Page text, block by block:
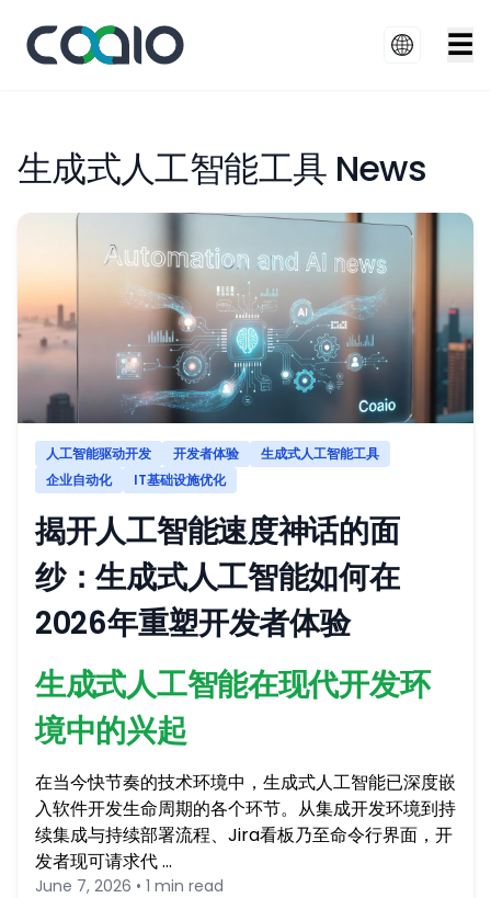
☰
生成式人工智能工具 News
人工智能驱动开发 开发者体验
生成式人工智能工具
企业自动化
IT基础设施优化
揭开人工智能速度神话的面
纱：生成式人工智能如何在
2026年重塑开发者体验
生成式人工智能在现代开发环
境中的兴起
在当今快节奏的技术环境中，生成式人工智能已深度嵌
入软件开发生命周期的各个环节。从集成开发环境到持
续集成与持续部署流程、Jira看板乃至命令行界面，开
发者现可请求代 …
June 7, 2026 • 1 min read